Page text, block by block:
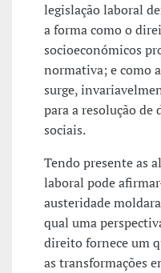
legislação laboral
a forma como o
socioeconómicos
normativa; e como
surge,
para a resolução de
sociais.
Tendo presente as
laboral pode
austeridade
qual uma
direito fornece um
as transformações